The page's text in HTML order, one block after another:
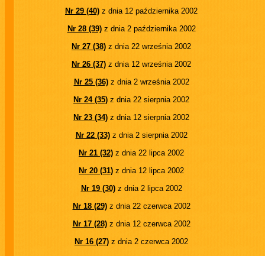
Nr 29 (40) z dnia 12 października 2002
Nr 28 (39)z dnia 2 października 2002
Nr 27 (38) z dnia 22 września 2002
Nr 26 (37) z dnia 12 września 2002
Nr 25 (36)z dnia 2 września 2002
Nr 24 (35) z dnia 22 sierpnia 2002
Nr 23 (34) z dnia 12 sierpnia 2002
Nr 22 (33)z dnia 2 sierpnia 2002
Nr 21 (32) z dnia 22 lipca 2002
Nr 20 (31) z dnia 12 lipca 2002
Nr 19 (30)z dnia 2 lipca 2002
Nr 18 (29)z dnia 22 czerwca 2002
Nr 17 (28)z dnia 12 czerwca 2002
Nr 16 (27) z dnia 2 czerwca 2002